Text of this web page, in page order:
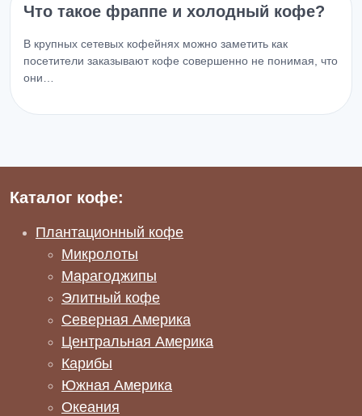
Что такое фраппе и холодный кофе?
В крупных сетевых кофейнях можно заметить как
посетители заказывают кофе совершенно не понимая, что
они…
Каталог кофе:
Плантационный кофе
Микролоты
Марагоджипы
Элитный кофе
Северная Америка
Центральная Америка
Карибы
Южная Америка
Океания